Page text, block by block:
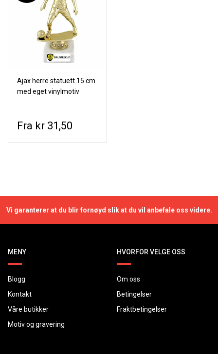
Ajax herre statuett 15 cm
med eget vinylmotiv
kr 31,50
Vi garanterer at du blir fornøyd slik at du vil anbefale oss videre.
MENY
Blogg
Kontakt
Våre butikker
Motiv og gravering
HVORFOR VELGE OSS
Om oss
Betingelser
Fraktbetingelser